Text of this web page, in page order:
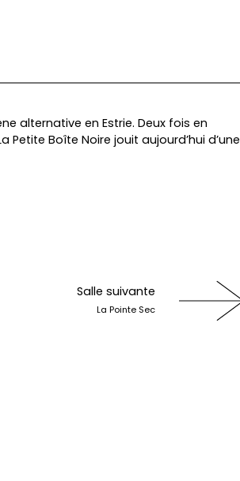
alternative en Estrie. Deux fois en
Petite Boîte Noire jouit aujourd’hui d’une
Salle suivante
La Pointe Sec